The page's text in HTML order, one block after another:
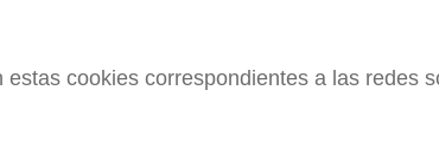
estas cookies correspondientes a las redes